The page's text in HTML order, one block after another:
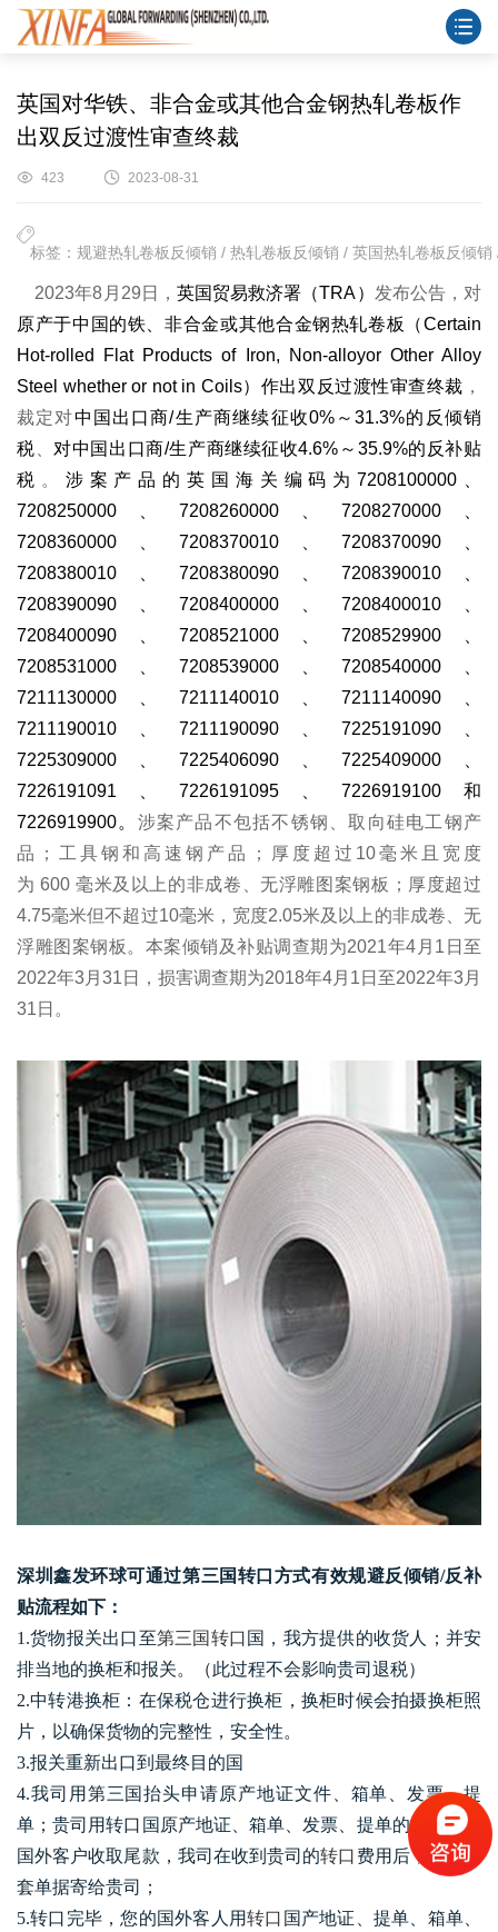
英国对华铁、非合金或其他合金钢热轧卷板作
出双反过渡性审查终裁
423 2023-08-31
标签：规避热轧卷板反倾销 / 热轧卷板反倾销 / 英国热轧卷板反倾
2023年8 月 29 日， 英国贸易救济署（TRA） 发布公告，对
原产于中国的铁、非合金或其他合金钢热轧卷板（Certain
Hot-rolled Flat Products of Iron, Non-alloyor Other Alloy
Steel whether or not in Coils）作出双反过渡性审查终裁 ，
裁定对中国出口商/生产商继续征收0%～31.3%的反倾销
税
对中国出口商/生产商继续征收4.6% ～ 35.9%的反补贴
税 。 涉案产品的英国海关编码为7208100000
7208250000
7208260000 7208270000
7208360000
7208370010 7208370090
7208380010
7208380090 7208390010
7208390090
7208400000 7208400010
7208400090
7208521000 7208529900
7208531000
7208539000 7208540000
7211130000
7211140010 7211140090
7211190010
7211190090 7225191090
7225309000
7225406090 7225409000
7226191091
7226191095 7226919100 和
7226919900。 涉案产品不包括不锈钢、取向硅电工钢产
品；工具钢和高速钢产品；厚度超过 10毫米且宽度
为 600 毫米及以上的非成卷、无浮雕图案钢板；厚度超过
4.75毫米但不超过10毫米，宽度2.05米及以上的非成卷、无
浮雕图案钢板。本案倾销及补贴调查期为2021年4 月 1 日至
2022年3月 31 日，损害调查期为2018年4月 1 日至2022年3月
31 日。
深圳鑫发环球可通过第三国转口方式有效规避反倾销/反补
贴流程如下：
1.货物报关出口至第三国转口 国，我方提供的收货人；并安
排当地的换柜和报关。（此过程不会影响贵司退税）
2.中转港换柜：在保税仓进行换柜，换柜时候会拍摄换柜照
片，以确保货物的完整性，安全性。
3.报关重新出口到最终目的国
4.我司用第三国抬头申请原产地证文件、箱单、发票、提
单；贵司用转口国原产地证、箱单、发票、提单的扫描件向
国外客户收取尾款，我司在收到贵司的转口 费用后，将把全
套单据寄给贵司；
5.转口完毕，您的国外客人用转口 国产地证、提单 、箱单、